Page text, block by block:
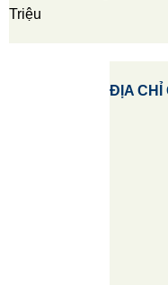
Triệu
ĐỊA CHỈ